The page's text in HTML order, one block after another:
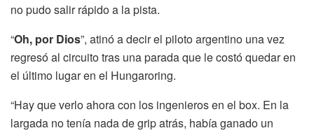
no pudo salir rápido a la pista.
“Oh, por Dios”, atinó a decir el piloto argentino una vez
regresó al circuito tras una parada que le costó quedar en
el último lugar en el Hungaroring.
“Hay que verlo ahora con los ingenieros en el box. En la
largada no tenía nada de grip atrás, había ganado un